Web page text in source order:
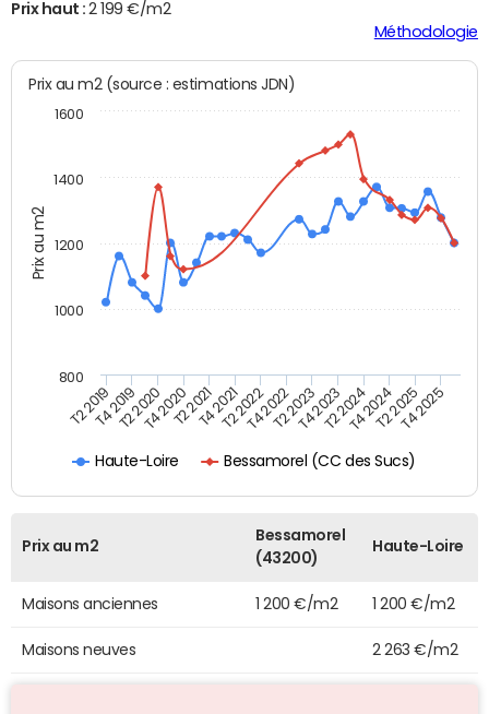
Prix haut :2 199 €/m2
Méthodologie
Prix au m2
Prix au m2 (source : estimations JDN)
Haute-Loire Bessamorel (CC des Sucs)
T2 2019T4 2019T2 2020T4 2020T2 2021T4 2021T2 2022T4 2022T2 2023T4 2023T2 2024T4 2024T2 2025T4 2025
800
1000
1200
1400
1600
Prix au m2
Bessamorel
(43200)
Haute-Loire
Maisons anciennes 1 200 €/m2 1 200 €/m2
Maisons neuves 2 263 €/m2